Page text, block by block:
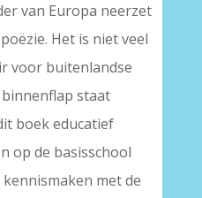
van Europa neerzet
Het is niet veel
voor buitenlandse
staat
boek educatief
op de basisschool
met de